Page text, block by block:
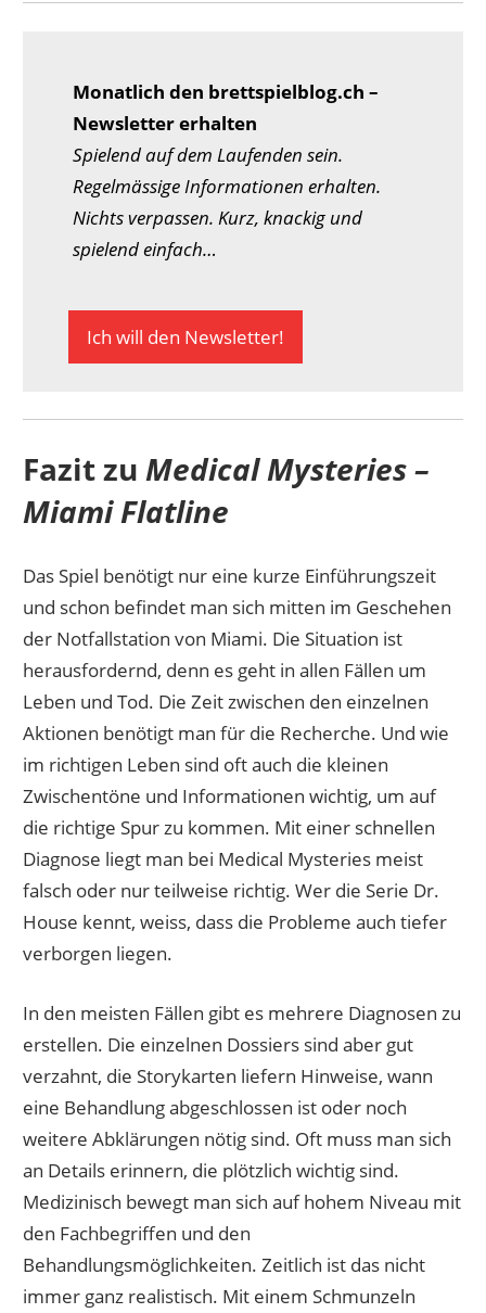
Monatlich den brettspielblog.ch –
Newsletter erhalten
Spielend auf dem Laufenden sein.
Regelmässige Informationen erhalten.
Nichts verpassen. Kurz, knackig und
spielend einfach…
Ich will den Newsletter!
Fazit zu Medical Mysteries –
Miami Flatline
Das Spiel benötigt nur eine kurze Einführungszeit
und schon befindet man sich mitten im Geschehen
der Notfallstation von Miami. Die Situation ist
herausfordernd, denn es geht in allen Fällen um
Leben und Tod. Die Zeit zwischen den einzelnen
Aktionen benötigt man für die Recherche. Und wie
im richtigen Leben sind oft auch die kleinen
Zwischentöne und Informationen wichtig, um auf
die richtige Spur zu kommen. Mit einer schnellen
Diagnose liegt man bei Medical Mysteries meist
falsch oder nur teilweise richtig. Wer die Serie Dr.
House kennt, weiss, dass die Probleme auch tiefer
verborgen liegen.
In den meisten Fällen gibt es mehrere Diagnosen zu
erstellen. Die einzelnen Dossiers sind aber gut
verzahnt, die Storykarten liefern Hinweise, wann
eine Behandlung abgeschlossen ist oder noch
weitere Abklärungen nötig sind. Oft muss man sich
an Details erinnern, die plötzlich wichtig sind.
Medizinisch bewegt man sich auf hohem Niveau mit
den Fachbegriffen und den
Behandlungsmöglichkeiten. Zeitlich ist das nicht
immer ganz realistisch. Mit einem Schmunzeln